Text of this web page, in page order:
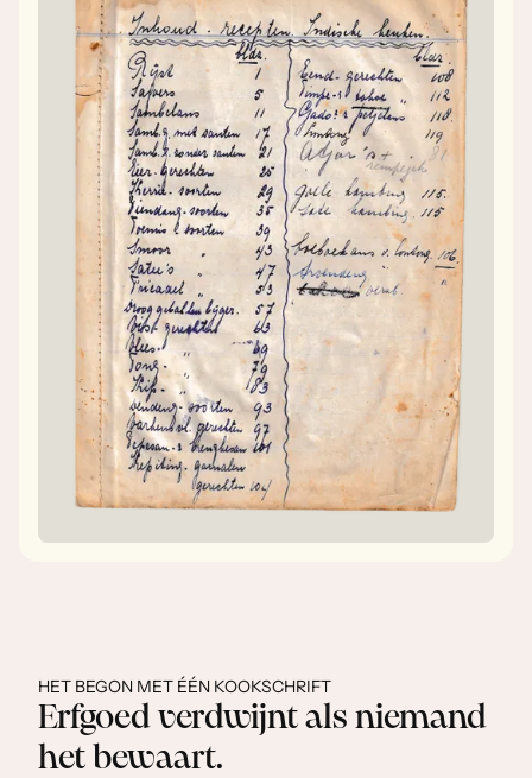
HET BEGON MET ÉÉN KOOKSCHRIFT
Erfgoed verdwijnt als niemand
het bewaart.